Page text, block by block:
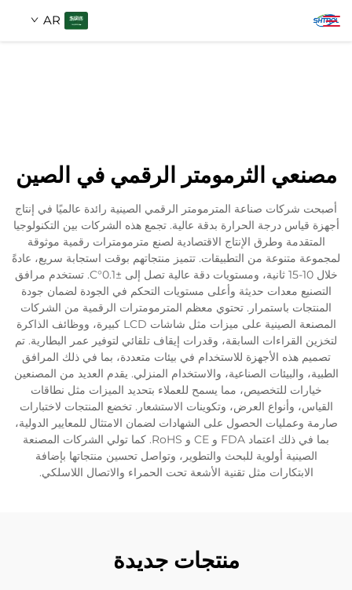
AR
مصنعي الثرمومتر الرقمي في الصين
أصبحت شركات صناعة المترمومتر الرقمي الصينية رائدة عالميًا في إنتاج
أجهزة قياس درجة الحرارة بدقة عالية. تجمع هذه الشركات بين التكنولوجيا
المتقدمة وطرق الإنتاج الاقتصادية لصنع مترمومترات رقمية موثوقة
لمجموعة متنوعة من التطبيقات. تتميز منتجاتهم بوقت استجابة سريع، عادةً
خلال 10-15 ثانية، ومستويات دقة عالية تصل إلى ±0.1°C. تستخدم مرافق
التصنيع معدات حديثة وأعلى مستويات التحكم في الجودة لضمان جودة
المنتجات باستمرار. تحتوي معظم المترمومترات الرقمية من الشركات
المصنعة الصينية على ميزات مثل شاشات LCD كبيرة، ووظائف الذاكرة
لتخزين القراءات السابقة، وقدرات إيقاف تلقائي لتوفير عمر البطارية. تم
تصميم هذه الأجهزة للاستخدام في بيئات متعددة، بما في ذلك المرافق
الطبية، والبيئات الصناعية، والاستخدام المنزلي. يقدم العديد من المصنعين
خيارات للتخصيص، مما يسمح للعملاء بتحديد الميزات مثل نطاقات
القياس، وأنواع العرض، وتكوينات الاستشعار. تخضع المنتجات لاختبارات
صارمة وعمليات الحصول على الشهادات لضمان الامتثال للمعايير الدولية،
بما في ذلك اعتماد FDA و CE و RoHS. كما تولي الشركات المصنعة
الصينية أولوية للبحث والتطوير، وتواصل تحسين منتجاتها بإضافة
الابتكارات مثل تقنية الأشعة تحت الحمراء والاتصال اللاسلكي.
منتجات جديدة